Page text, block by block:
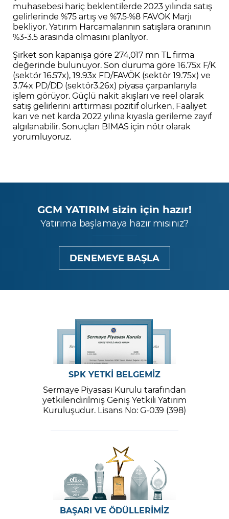
muhasebesi hariç beklentilerde 2023 yılında satış
gelirlerinde %75 artış ve %7.5-%8 FAVÖK Marjı
bekliyor. Yatırım Harcamalarının satışlara oranının
%3-3.5 arasında olmasını planlıyor.
Şirket son kapanışa göre 274,017 mn TL firma
değerinde bulunuyor. Son duruma göre 16.75x F/K
(sektör 16.57x), 19.93x FD/FAVÖK (sektör 19.75x) ve
3.74x PD/DD (sektör3.26x) piyasa çarpanlarıyla
işlem görüyor. Güçlü nakit akışları ve reel olarak
satış gelirlerini arttırması pozitif olurken, Faaliyet
karı ve net karda 2022 yılına kıyasla gerileme zayıf
algılanabilir. Sonuçları BIMAS için nötr olarak
yorumluyoruz.
GCM YATIRIM sizin için hazır!
Yatırıma başlamaya hazır mısınız?
DENEMEYE BAŞLA
SPK YETKİ BELGEMİZ
Sermaye Piyasası Kurulu tarafından
yetkilendirilmiş Geniş Yetkili Yatırım
Kuruluşudur. Lisans No: G-039 (398)
BAŞARI VE ÖDÜLLERİMİZ